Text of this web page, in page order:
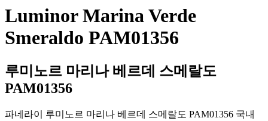
Luminor Marina Verde
Smeraldo PAM01356
루미노르 마리나 베르데 스메랄도
PAM01356
파네라이 루미노르 마리나 베르데 스메랄도 PAM01356 국내